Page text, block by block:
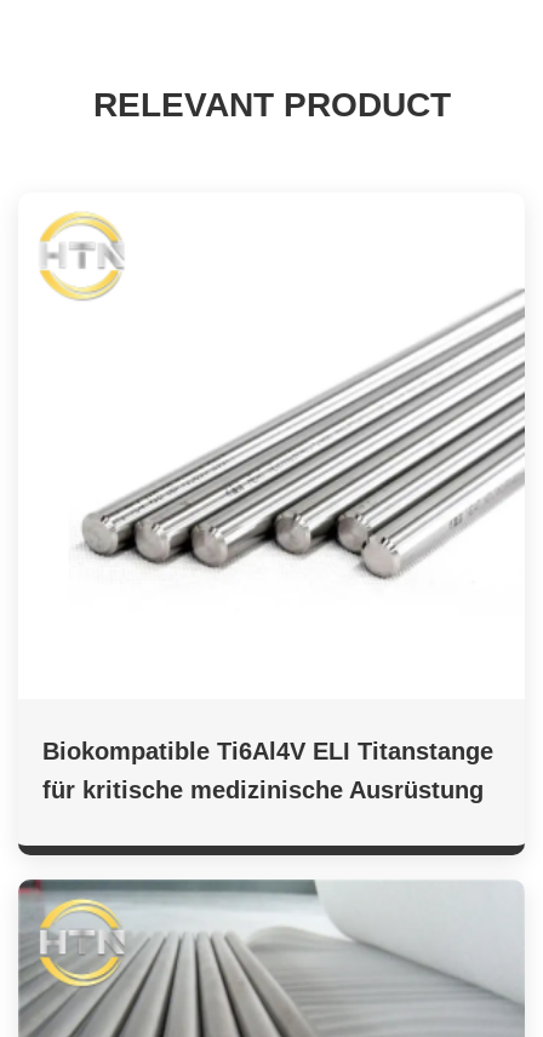
RELEVANT PRODUCT
Biokompatible Ti6Al4V ELI Titanstange
für kritische medizinische Ausrüstung